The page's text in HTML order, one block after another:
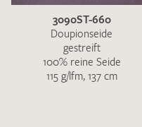
3090ST-660
Doupionseide
gestreift
100% reine Seide
115 g/lfm, 137 cm